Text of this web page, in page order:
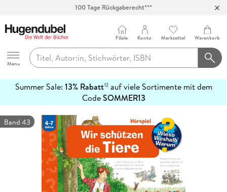
Hugendubel
Menu
Filiale Konto Merkzettel Warenkorb
Summer Sale: 13% Rabatt12auf viele Sortimente mit dem
CodeSOMMER13
erfahren
Band 43